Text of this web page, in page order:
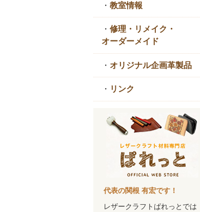
・ 教室情報
・ 修理・リメイク・
オーダーメイド
・ オリジナル企画革製品
・ リンク
代表の関根 有宏です！
レザークラフトぱれっとでは